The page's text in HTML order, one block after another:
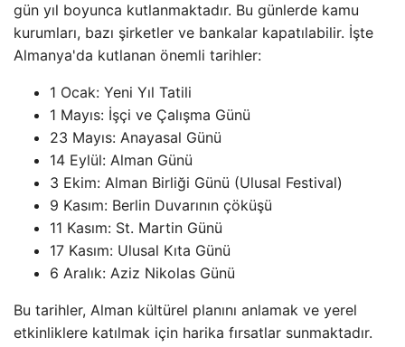
gün yıl boyunca kutlanmaktadır. Bu günlerde kamu
kurumları, bazı şirketler ve bankalar kapatılabilir. İşte
Almanya'da kutlanan önemli tarihler:
1 Ocak: Yeni Yıl Tatili
1 Mayıs: İşçi ve Çalışma Günü
23 Mayıs: Anayasal Günü
14 Eylül: Alman Günü
3 Ekim: Alman Birliği Günü (Ulusal Festival)
9 Kasım: Berlin Duvarının çöküşü
11 Kasım: St. Martin Günü
17 Kasım: Ulusal Kıta Günü
6 Aralık: Aziz Nikolas Günü
Bu tarihler, Alman kültürel planını anlamak ve yerel
etkinliklere katılmak için harika fırsatlar sunmaktadır.